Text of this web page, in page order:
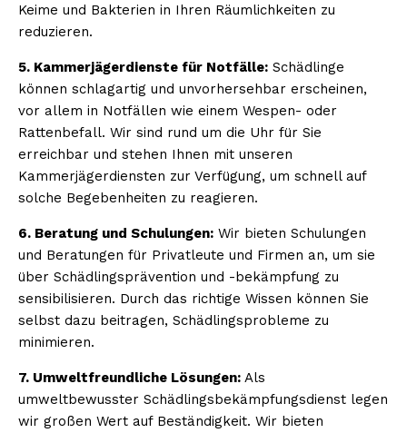
Keime und Bakterien in Ihren Räumlichkeiten zu
reduzieren.
5. Kammerjägerdienste für Notfälle: Schädlinge
können schlagartig und unvorhersehbar erscheinen,
vor allem in Notfällen wie einem Wespen- oder
Rattenbefall. Wir sind rund um die Uhr für Sie
erreichbar und stehen Ihnen mit unseren
Kammerjägerdiensten zur Verfügung, um schnell auf
solche Begebenheiten zu reagieren.
6. Beratung und Schulungen: Wir bieten Schulungen
und Beratungen für Privatleute und Firmen an, um sie
über Schädlingsprävention und -bekämpfung zu
sensibilisieren. Durch das richtige Wissen können Sie
selbst dazu beitragen, Schädlingsprobleme zu
minimieren.
7. Umweltfreundliche Lösungen: Als
umweltbewusster Schädlingsbekämpfungsdienst legen
wir großen Wert auf Beständigkeit. Wir bieten